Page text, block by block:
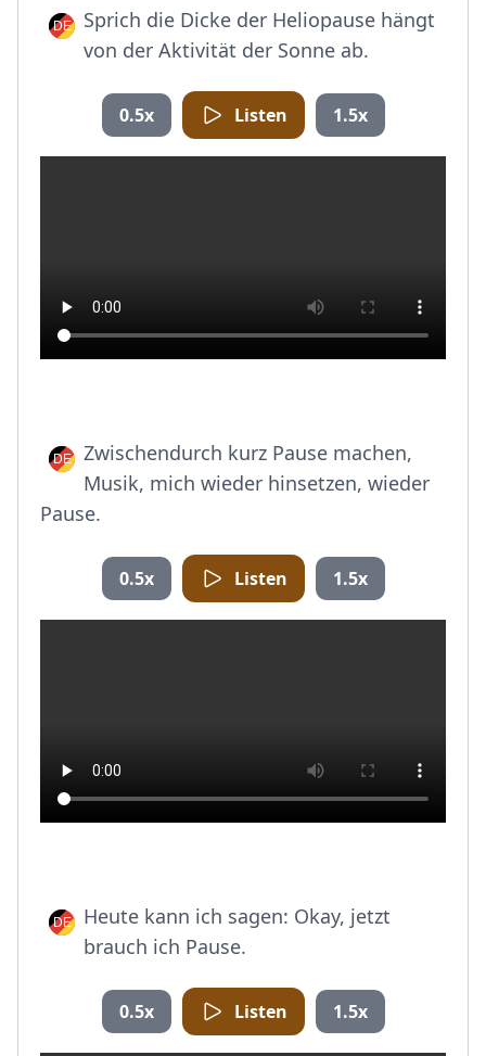
Sprich die Dicke der Heliopause hängt
von der Aktivität der Sonne ab.
0.5x Listen 1.5x
Zwischendurch kurz Pause machen,
Musik, mich wieder hinsetzen, wieder
Pause.
0.5x Listen 1.5x
Heute kann ich sagen: Okay, jetzt
brauch ich Pause.
0.5x Listen 1.5x